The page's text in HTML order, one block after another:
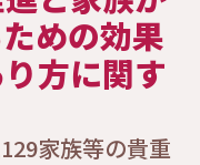
めの効果
方に関す
家族等の貴重